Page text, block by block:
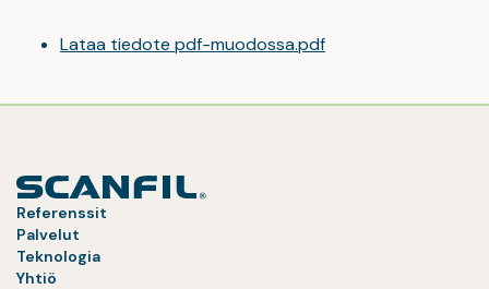
Lataa tiedote pdf-muodossa.pdf
Referenssit
Palvelut
Teknologia
Yhtiö